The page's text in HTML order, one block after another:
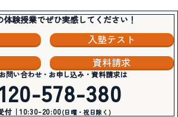
体験授業でぜひ実感してください！
入塾テスト
資料請求
問い合わせ・お申し込み・資料請求は
578-380
付｜10:30-20:00(日曜・祝日除く)